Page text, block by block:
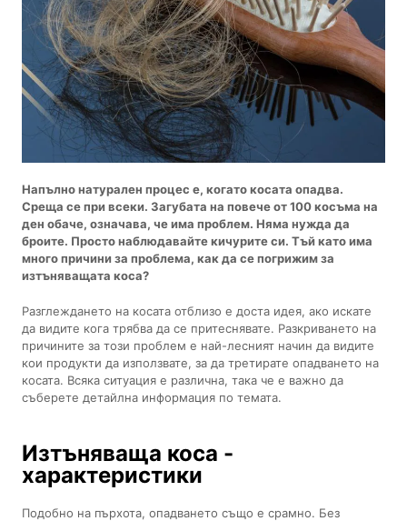
Напълно натурален процес е, когато косата опадва.
Среща се при всеки. Загубата на повече от 100 косъма на
ден обаче, означава, че има проблем. Няма нужда да
броите. Просто наблюдавайте кичурите си. Тъй като има
много причини за проблема, как да се погрижим за
изтъняващата коса?
Разглеждането на косата отблизо е доста идея, ако искате
да видите кога трябва да се притеснявате. Разкриването на
причините за този проблем е най-лесният начин да видите
кои продукти да използвате, за да третирате опадването на
косата. Всяка ситуация е различна, така че е важно да
съберете детайлна информация по темата.
Изтъняваща коса -
характеристики
Подобно на пърхота, опадването също е срамно. Без